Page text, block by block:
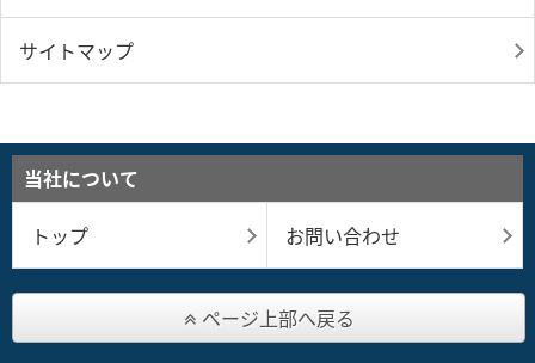
サイトマップ
当社について
トップ
お問い合わせ
ページ上部へ戻る